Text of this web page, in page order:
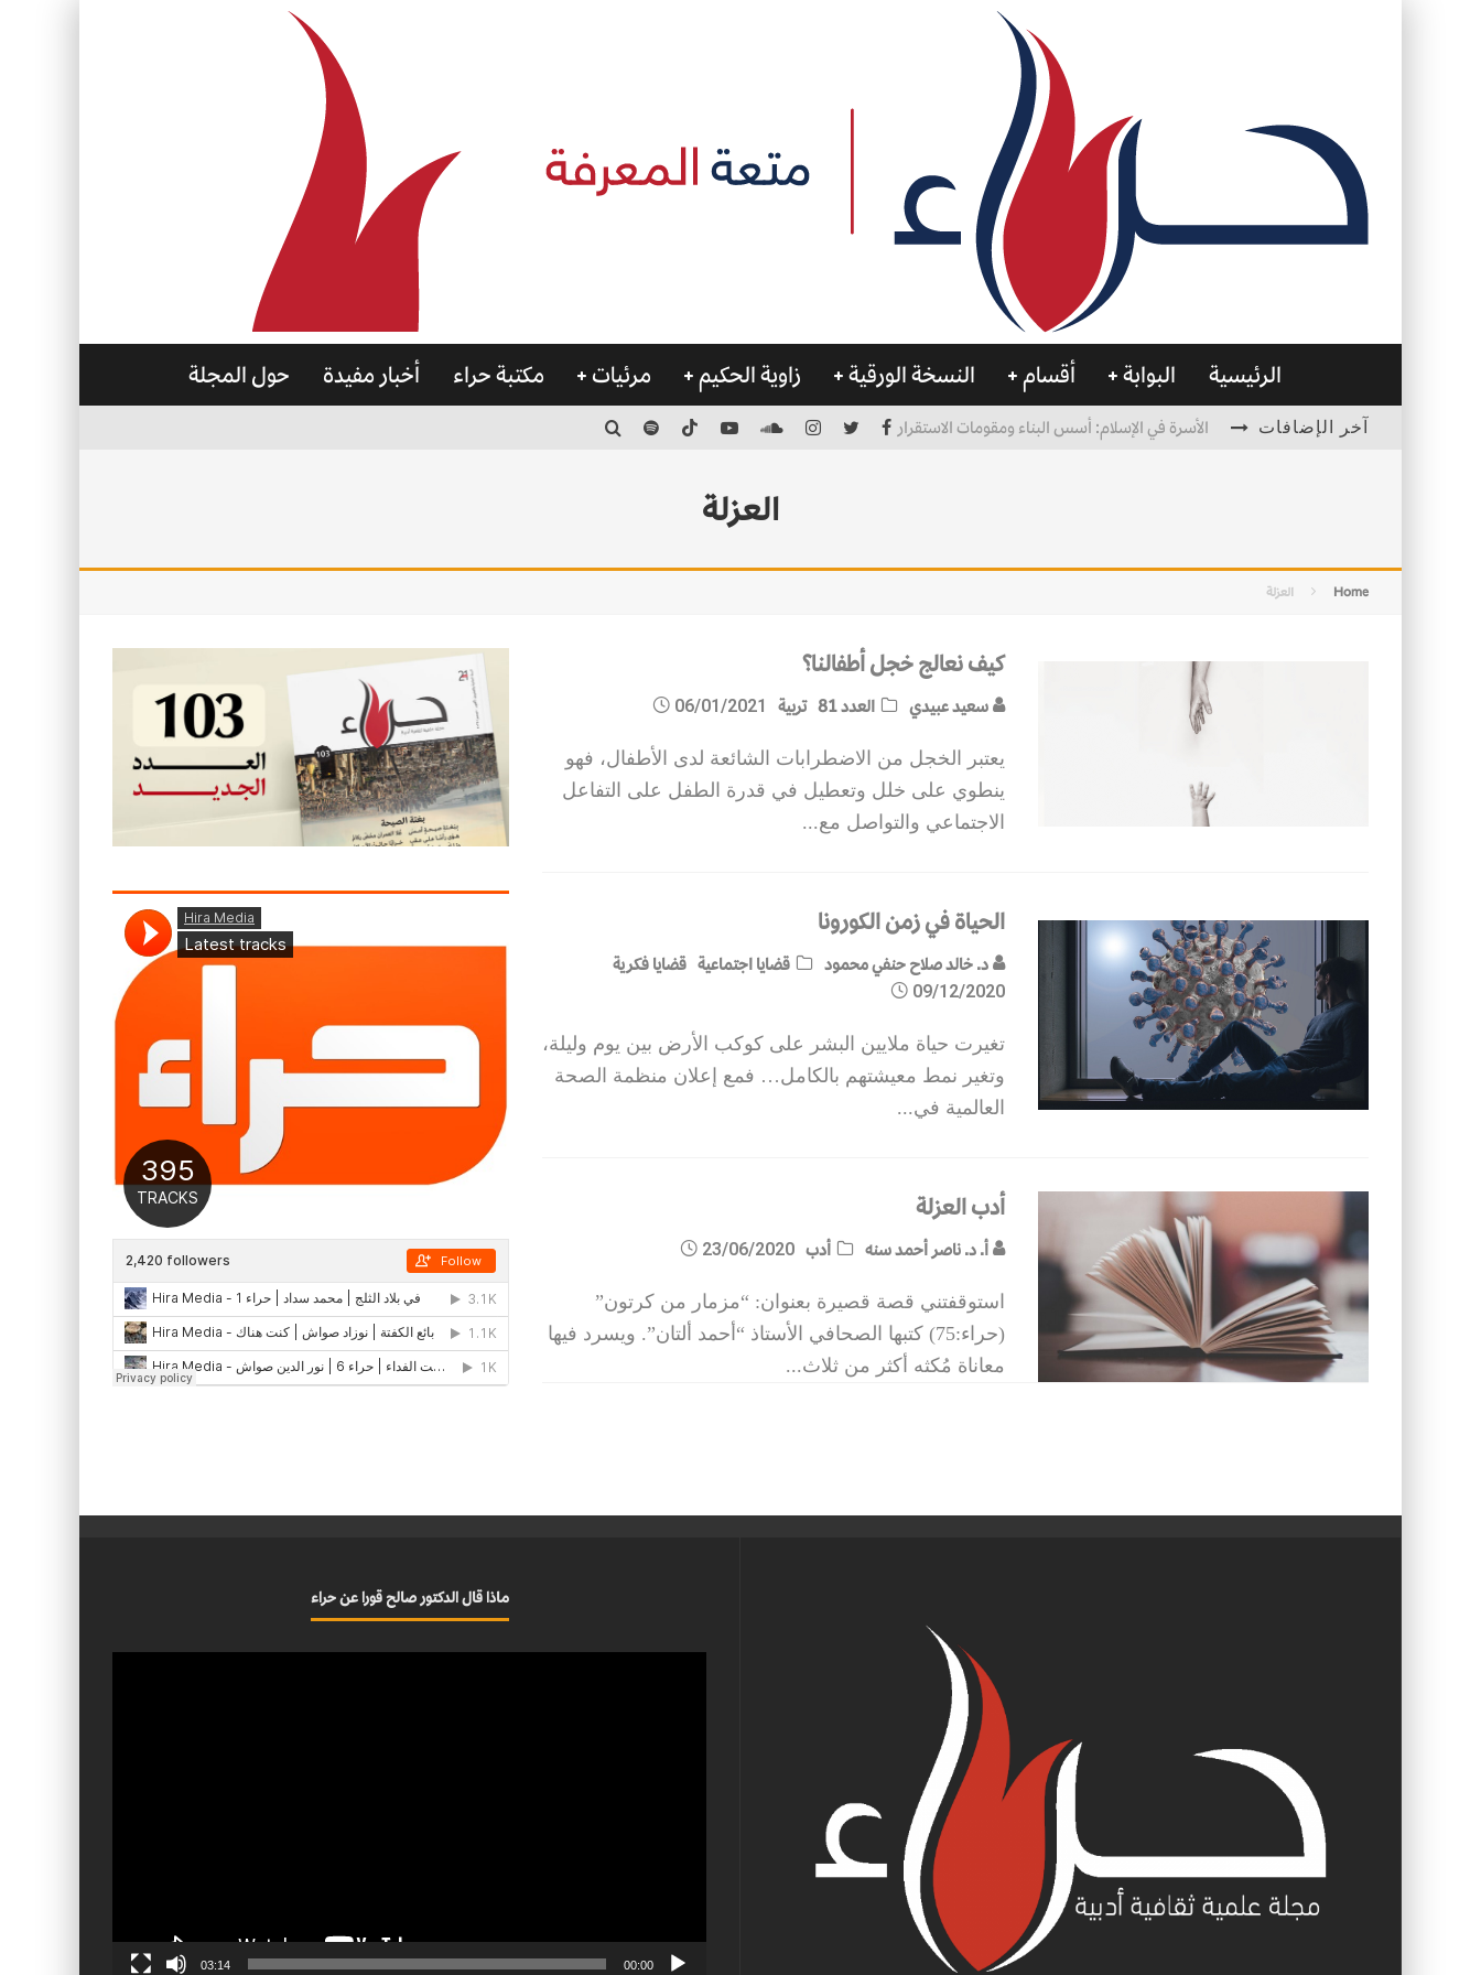
الرئيسية البوابة أقسام النسخة الورقية زاوية الحكيم مرئيات مكتبة حراء أخبار مفيدة حول المجلة
آخر الإضافات الأسرة في الإسلام: أسس البناء ومقومات الاستقرار
العزلة
Home العزلة
كيف نعالج خجل أطفالنا؟
سعيد عبيدي العدد 81 تربية 06/01/2021
يعتبر الخجل من الاضطرابات الشائعة لدى الأطفال، فهو
ينطوي على خلل وتعطيل في قدرة الطفل على التفاعل
الاجتماعي والتواصل مع...
الحياة في زمن الكورونا
د. خالد صلاح حنفي محمود قضايا اجتماعية قضايا فكرية
09/12/2020
تغيرت حياة ملايين البشر على كوكب الأرض بين يوم وليلة،
وتغير نمط معيشتهم بالكامل… فمع إعلان منظمة الصحة
العالمية في...
أدب العزلة
أ. د. ناصر أحمد سنه أدب 23/06/2020
استوقفتني قصة قصيرة بعنوان: “مزمار من كرتون”
(حراء:75) كتبها الصحافي الأستاذ “أحمد ألتان”. ويسرد فيها
معاناة مُكثه أكثر من ثلاث...
ماذا قال الدكتور صالح قورا عن حراء
00:00
03:14